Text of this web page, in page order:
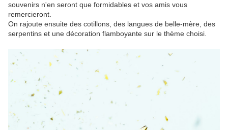
souvenirs n'en seront que formidables et vos amis vous
remercieront.
On rajoute ensuite des cotillons, des langues de belle-mère, des
serpentins et une décoration flamboyante sur le thème choisi.